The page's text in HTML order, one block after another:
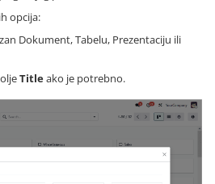
opcija:
Dokument, Tabelu, Prezentaciju ili
Titleako je potrebno.